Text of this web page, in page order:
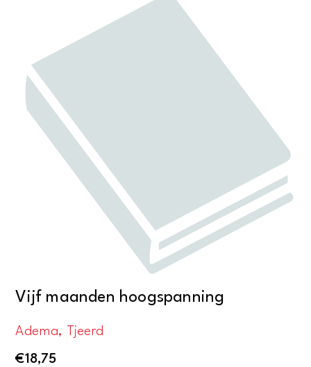
Vijf maanden hoogspanning
Adema, Tjeerd
€18,75